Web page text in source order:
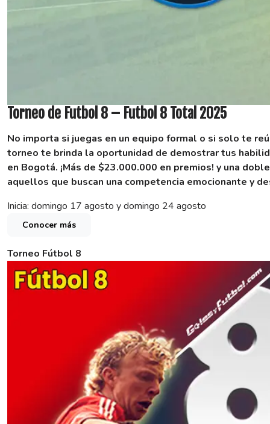
Torneo de Futbol 8 – Futbol 8 Total 2025
No importa si juegas en un equipo formal o si solo te
torneo te brinda la oportunidad de demostrar tus
en Bogotá. ¡Más de $23.000.000 en premios! y una
aquellos que buscan una competencia emocionante y
Inicia: domingo 17 agosto y domingo 24 agosto
Conocer más
Torneo Fútbol 8